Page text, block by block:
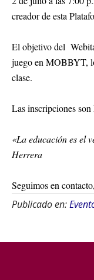
creador de esta
El objetivo del
juego en MOBBYT,
clase.
Las inscripciones
«La educación es el
Herrera
Seguimos en
Publicado en: